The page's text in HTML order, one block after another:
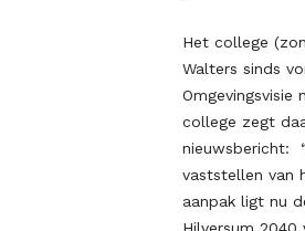
Het college
Walters sinds
Omgevingsvisie
college zegt
nieuwsbericht:
vaststellen van
aanpak ligt nu